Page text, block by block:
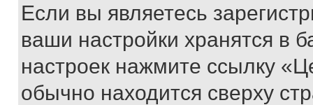
Если вы являетесь
ваши настройки хранятся в
настроек нажмите ссылку
обычно находится сверху